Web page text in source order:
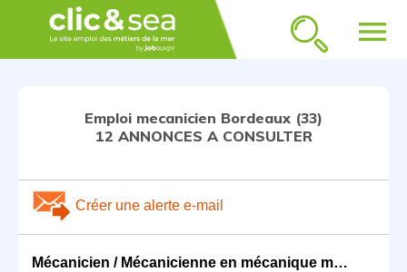
menu
Emploi mecanicien Bordeaux (33)
12 ANNONCES A CONSULTER
Créer une alerte e-mail
Mécanicien / Mécanicienne en mécanique marine ou navale (H/F)